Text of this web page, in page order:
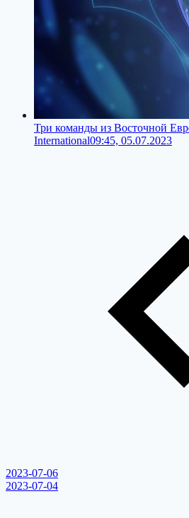
Три команды из Восточной
International09:45, 05.07.2023
2023-07-06
2023-07-04